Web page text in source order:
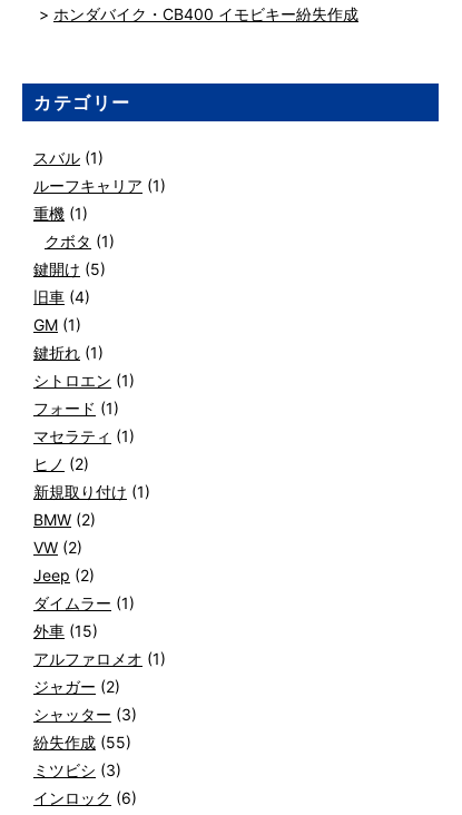
ホンダバイク・CB400 イモビキー紛失作成
カテゴリー
スバル (1)
ルーフキャリア (1)
重機 (1)
クボタ (1)
鍵開け (5)
旧車 (4)
GM (1)
鍵折れ (1)
シトロエン (1)
フォード (1)
マセラティ (1)
ヒノ (2)
新規取り付け (1)
BMW (2)
VW (2)
Jeep (2)
ダイムラー (1)
外車 (15)
アルファロメオ (1)
ジャガー (2)
シャッター (3)
紛失作成 (55)
ミツビシ (3)
インロック (6)